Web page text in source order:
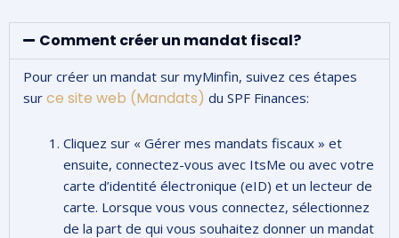
Comment créer un mandat fiscal?
Pour créer un mandat sur myMinfin, suivez ces étapes
sur ce site web (Mandats) du SPF Finances:
Cliquez sur « Gérer mes mandats fiscaux » et
ensuite, connectez-vous avec ItsMe ou avec votre
carte d’identité électronique (eID) et un lecteur de
carte. Lorsque vous vous connectez, sélectionnez
de la part de qui vous souhaitez donner un mandat